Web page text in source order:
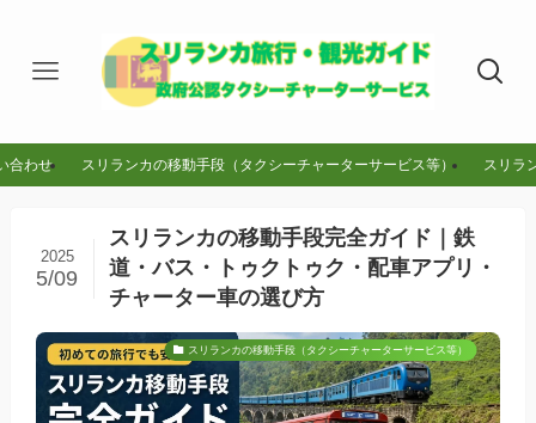
合わせ スリランカの移動手段（タクシーチャーターサービス等） スリラ
スリランカの移動手段完全ガイド｜鉄
道・バス・トゥクトゥク・配車アプリ・
チャーター車の選び方
2025
5/09
スリランカの移動手段（タクシーチャーターサービス等）